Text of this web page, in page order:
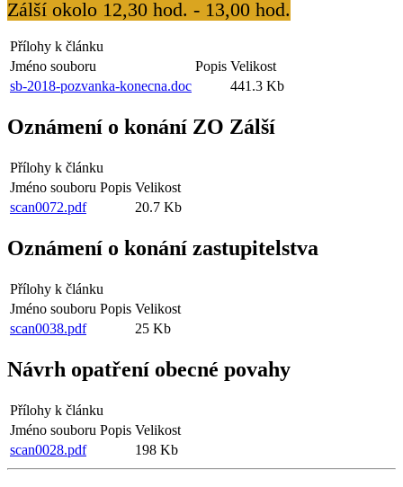
Zálší okolo 12,30 hod. - 13,00 hod.
Přílohy k článku
Jméno souboru
Popis Velikost
sb-2018-pozvanka-konecna.doc
441.3 Kb
Oznámení o konání ZO Zálší
Přílohy k článku
Jméno souboru Popis Velikost
scan0072.pdf
20.7 Kb
Oznámení o konání zastupitelstva
Přílohy k článku
Jméno souboru Popis Velikost
scan0038.pdf
25 Kb
Návrh opatření obecné povahy
Přílohy k článku
Jméno souboru Popis Velikost
scan0028.pdf
198 Kb